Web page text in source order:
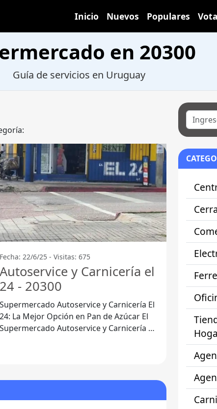
Inicio Nuevos Populares
en 20300
Guía de servicios en Uruguay
Fecha: 22/6/25 - Visitas: 675
Autoservice y Carnicería el
24 - 20300
Supermercado Autoservice y Carnicería El
24: La Mejor Opción en Pan de Azúcar El
Supermercado Autoservice y Carnicería El